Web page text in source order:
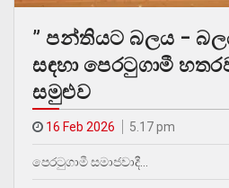
” පන්තියට බලය –
සඳහා පෙරටුගාමී
සමුළුව
16 Feb 2026 5.17 pm
පෙරටුගාමී සමාජවාදී…